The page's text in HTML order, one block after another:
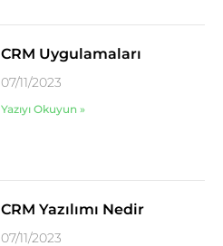
CRM Uygulamaları
07/11/2023
Yazıyı Okuyun »
CRM Yazılımı Nedir
07/11/2023